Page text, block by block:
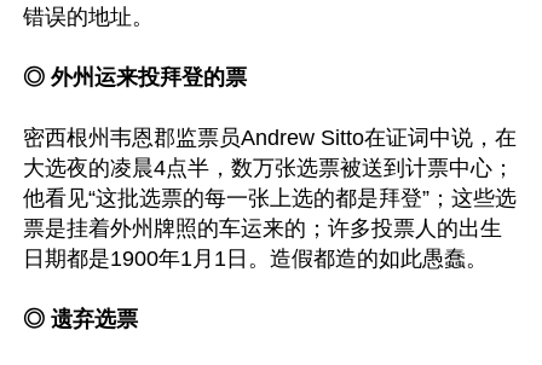
错误的地址。
◎ 外州运来投拜登的票
密西根州韦恩郡监票员Andrew Sitto在证词中说，在
大选夜的凌晨4点半，数万张选票被送到计票中心；
他看见“这批选票的每一张上选的都是拜登”；这些选
票是挂着外州牌照的车运来的；许多投票人的出生
日期都是1900年1月1日。造假都造的如此愚蠢。
◎ 遗弃选票